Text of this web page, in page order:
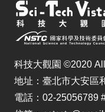
科技大觀園 ©2020
地址：臺北市大安區
電話：02-25056789